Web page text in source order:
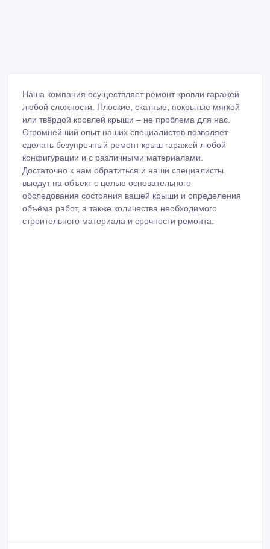
Наша компания осуществляет ремонт кровли гаражей
любой сложности. Плоские, скатные, покрытые мягкой
или твёрдой кровлей крыши – не проблема для нас.
Огромнейший опыт наших специалистов позволяет
сделать безупречный ремонт крыш гаражей любой
конфигурации и с различными материалами.
Достаточно к нам обратиться и наши специалисты
выедут на объект с целью основательного
обследования состояния вашей крыши и определения
объёма работ, а также количества необходимого
строительного материала и срочности ремонта.